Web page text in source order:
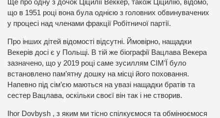
Ще про одну з дочок Ціцилії Веккер, також Ціцилію, відомо,
що в 1951 році вона була однією з головних обвинувачених
у процесі над членами фракції Робітничої партії.
Про інших дітей відомості відсутні. Ймовірно, нащадки
Векерів досі є у Польщі. В тій же біографії Вацлава Векера
зазначено, що у 2019 році саме зусиллям СІМ’Ї було
встановлено пам’ятну дошку на місці його поховання.
Напевно під сім’єю маються на увазі нащадки братів та
сестер Вацлава, оскільки своєї він так і не створив.
Ihor Dovbysh , з яким ми тісно спілкуємося та обмінюємося